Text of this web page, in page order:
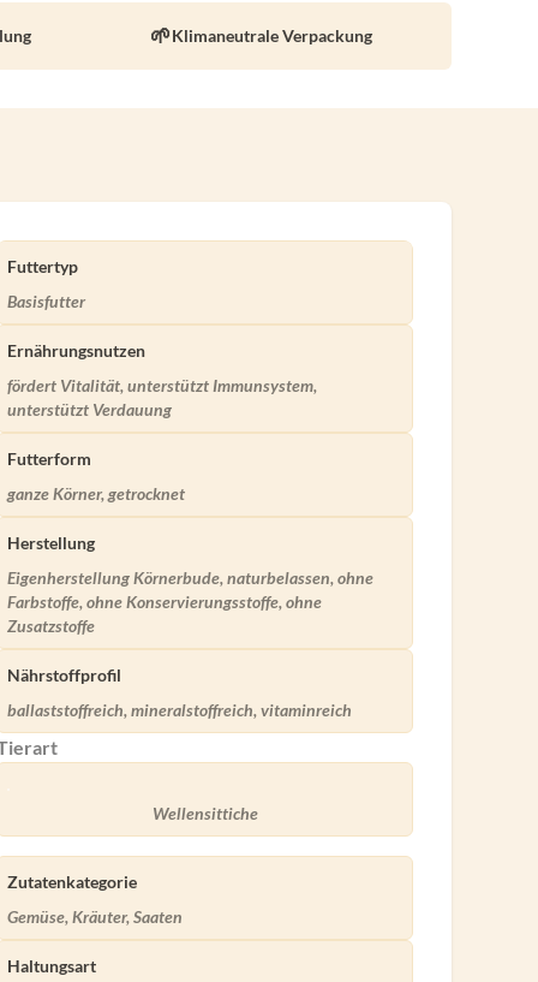
Klimaneutrale Verpackung
Futtertyp
Basisfutter
Ernährungsnutzen
fördert Vitalität, unterstützt Immunsystem,
unterstützt Verdauung
Futterform
ganze Körner, getrocknet
Herstellung
Eigenherstellung Körnerbude, naturbelassen, ohne
Farbstoffe, ohne Konservierungsstoffe, ohne
Zusatzstoffe
Nährstoffprofil
ballaststoffreich, mineralstoffreich, vitaminreich
Wellensittiche
Zutatenkategorie
Gemüse, Kräuter, Saaten
Haltungsart